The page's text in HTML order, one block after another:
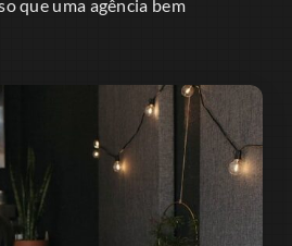
que uma agência bem